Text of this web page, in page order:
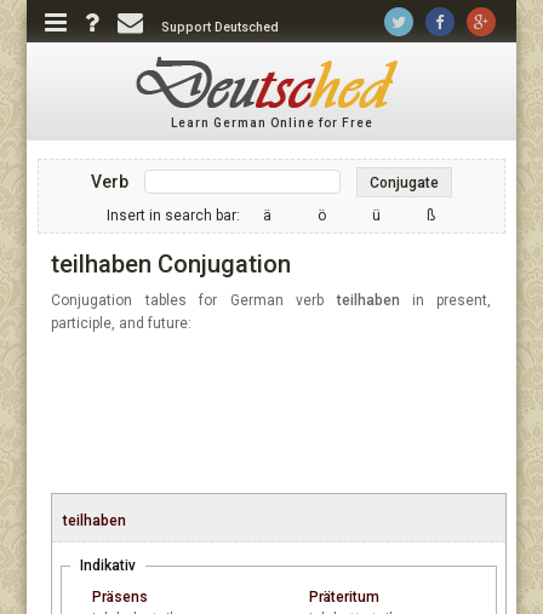
Support Deutsched
Learn German Online for Free
Verb
Conjugate
Insert in search bar:
ä ö ü ß
teilhaben Conjugation
Conjugation tables for German verbteilhaben in present,
participle, and future:
teilhaben
Indikativ
Präsens
Präteritum